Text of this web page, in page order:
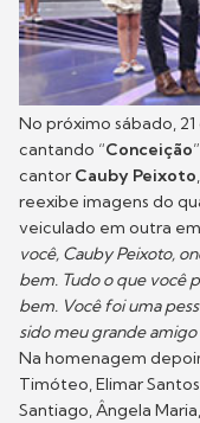
No próximo sábado,
cantando “Conceição
cantor Cauby Peixoto
reexibe imagens do
veiculado em outra
você, Cauby Peixoto,
bem. Tudo o que você
bem. Você foi uma
sido meu grande
Na homenagem
Timóteo, Elimar
Santiago, Ângela